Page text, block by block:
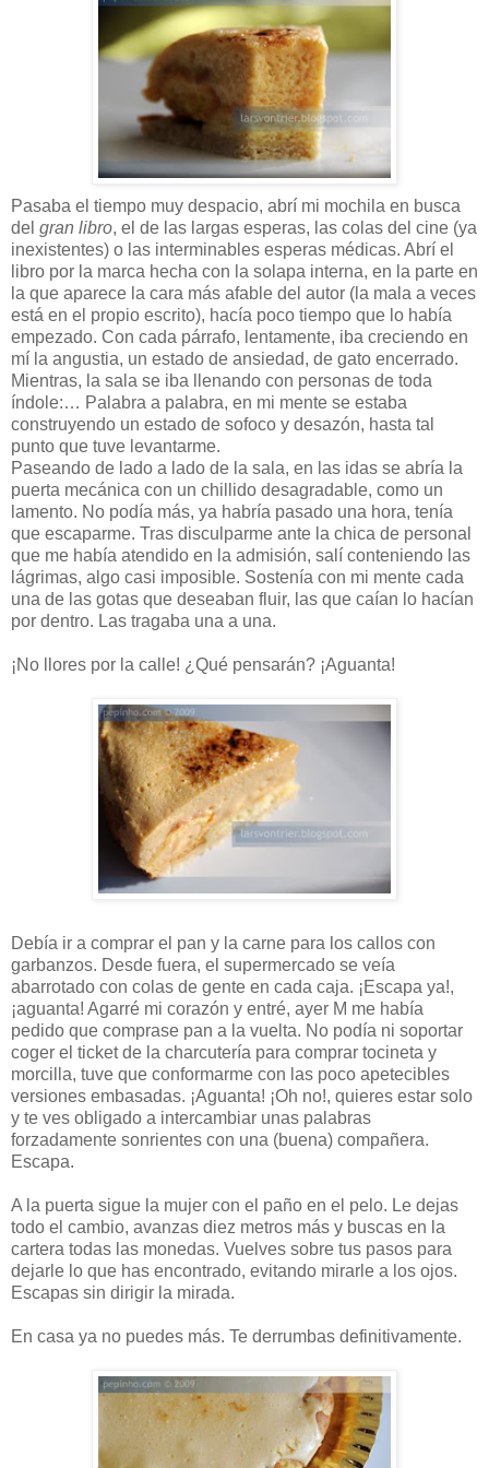
Pasaba el tiempo muy despacio, abrí mi mochila en busca
del gran libro, el de las largas esperas, las colas del cine (ya
inexistentes) o las interminables esperas médicas. Abrí el
libro por la marca hecha con la solapa interna, en la parte en
la que aparece la cara más afable del autor (la mala a veces
está en el propio escrito), hacía poco tiempo que lo había
empezado. Con cada párrafo, lentamente, iba creciendo en
mí la angustia, un estado de ansiedad, de gato encerrado.
Mientras, la sala se iba llenando con personas de toda
índole:… Palabra a palabra, en mi mente se estaba
construyendo un estado de sofoco y desazón, hasta tal
punto que tuve levantarme.
Paseando de lado a lado de la sala, en las idas se abría la
puerta mecánica con un chillido desagradable, como un
lamento. No podía más, ya habría pasado una hora, tenía
que escaparme. Tras disculparme ante la chica de personal
que me había atendido en la admisión, salí conteniendo las
lágrimas, algo casi imposible. Sostenía con mi mente cada
una de las gotas que deseaban fluir, las que caían lo hacían
por dentro. Las tragaba una a una.
¡No llores por la calle! ¿Qué pensarán? ¡Aguanta!
Debía ir a comprar el pan y la carne para los callos con
garbanzos. Desde fuera, el supermercado se veía
abarrotado con colas de gente en cada caja. ¡Escapa ya!,
¡aguanta! Agarré mi corazón y entré, ayer M me había
pedido que comprase pan a la vuelta. No podía ni soportar
coger el ticket de la charcutería para comprar tocineta y
morcilla, tuve que conformarme con las poco apetecibles
versiones embasadas. ¡Aguanta! ¡Oh no!, quieres estar solo
y te ves obligado a intercambiar unas palabras
forzadamente sonrientes con una (buena) compañera.
Escapa.
A la puerta sigue la mujer con el paño en el pelo. Le dejas
todo el cambio, avanzas diez metros más y buscas en la
cartera todas las monedas. Vuelves sobre tus pasos para
dejarle lo que has encontrado, evitando mirarle a los ojos.
Escapas sin dirigir la mirada.
En casa ya no puedes más. Te derrumbas definitivamente.